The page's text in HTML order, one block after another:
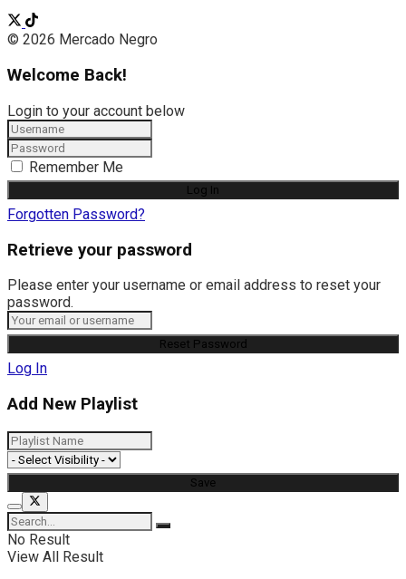
© 2026 Mercado Negro
Welcome Back!
Login to your account below
Remember Me
Forgotten Password?
Retrieve your password
Please enter your username or email address to reset your
password.
Log In
Add New Playlist
No Result
View All Result